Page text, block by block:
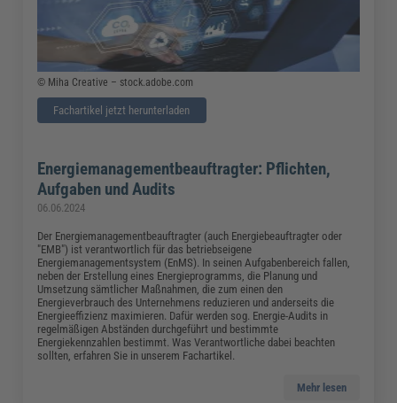
© Miha Creative – stock.adobe.com
Fachartikel jetzt herunterladen
Energiemanagementbeauftragter: Pflichten,
Aufgaben und Audits
06.06.2024
Der Energiemanagementbeauftragter (auch Energiebeauftragter oder
"EMB") ist verantwortlich für das betriebseigene
Energiemanagementsystem (EnMS). In seinen Aufgabenbereich fallen,
neben der Erstellung eines Energieprogramms, die Planung und
Umsetzung sämtlicher Maßnahmen, die zum einen den
Energieverbrauch des Unternehmens reduzieren und anderseits die
Energieeffizienz maximieren. Dafür werden sog. Energie-Audits in
regelmäßigen Abständen durchgeführt und bestimmte
Energiekennzahlen bestimmt. Was Verantwortliche dabei beachten
sollten, erfahren Sie in unserem Fachartikel.
Mehr lesen